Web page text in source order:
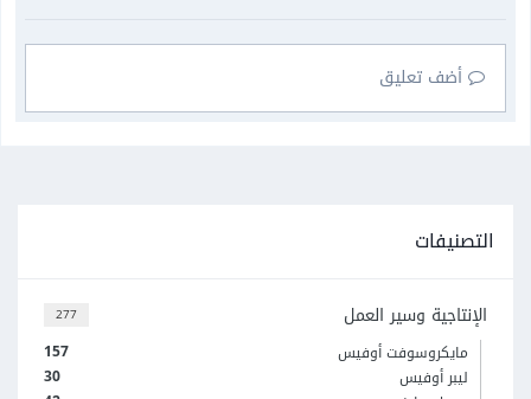
أضف تعليق
التصنيفات
277 الإنتاجية وسير العمل
157
مايكروسوفت أوفيس
30
ليبر أوفيس